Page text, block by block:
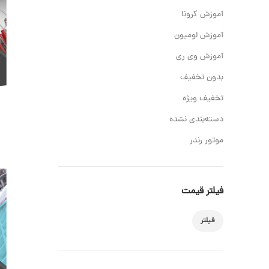
آموزش کرونا
آموزش لومیون
آموزش وی ری
بدون تخفیف
تخفیف ویژه
دسته‌بندی نشده
موتور رندر
فیلتر قیمت
فیلتر